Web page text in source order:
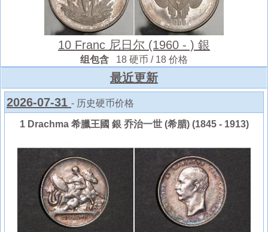
10 Franc 尼日尔 (1960 - ) 銀
组包含 18 硬币 / 18 价格
最近更新
2026-07-31 - 历史硬币价格
1 Drachma 希臘王國 銀 乔治一世 (希腊) (1845 - 1913)